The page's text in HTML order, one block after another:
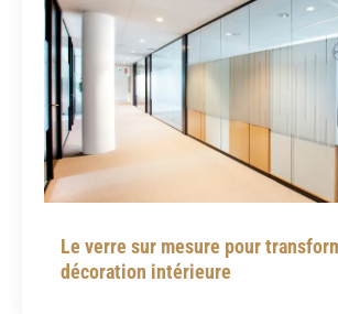
Le verre sur mesure pour
décoration intérieure